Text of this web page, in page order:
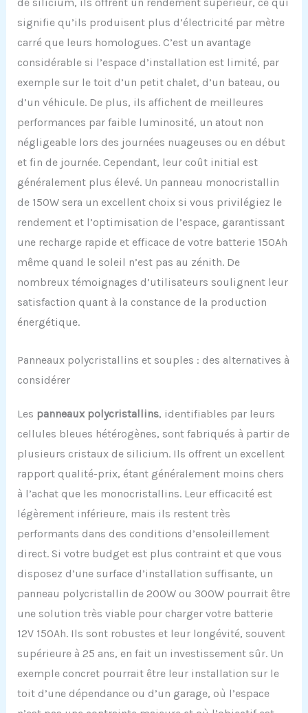
de silicium, ils offrent un rendement supérieur, ce qui
signifie qu’ils produisent plus d’électricité par mètre
carré que leurs homologues. C’est un avantage
considérable si l’espace d’installation est limité, par
exemple sur le toit d’un petit chalet, d’un bateau, ou
d’un véhicule. De plus, ils affichent de meilleures
performances par faible luminosité, un atout non
négligeable lors des journées nuageuses ou en début
et fin de journée. Cependant, leur coût initial est
généralement plus élevé. Un panneau monocristallin
de 150W sera un excellent choix si vous privilégiez le
rendement et l’optimisation de l’espace, garantissant
une recharge rapide et efficace de votre batterie 150Ah
même quand le soleil n’est pas au zénith. De
nombreux témoignages d’utilisateurs soulignent leur
satisfaction quant à la constance de la production
énergétique.
Panneaux polycristallins et souples : des alternatives à
considérer
Les panneaux polycristallins, identifiables par leurs
cellules bleues hétérogènes, sont fabriqués à partir de
plusieurs cristaux de silicium. Ils offrent un excellent
rapport qualité-prix, étant généralement moins chers
à l’achat que les monocristallins. Leur efficacité est
légèrement inférieure, mais ils restent très
performants dans des conditions d’ensoleillement
direct. Si votre budget est plus contraint et que vous
disposez d’une surface d’installation suffisante, un
panneau polycristallin de 200W ou 300W pourrait être
une solution très viable pour charger votre batterie
12V 150Ah. Ils sont robustes et leur longévité, souvent
supérieure à 25 ans, en fait un investissement sûr. Un
exemple concret pourrait être leur installation sur le
toit d’une dépendance ou d’un garage, où l’espace